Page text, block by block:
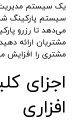
یک سیستم مدیریت
سیستم پارکینگ
می‌دهد تا رزرو
مشتریان ارائه
مشتری را افزایش
اجزای
افزاری